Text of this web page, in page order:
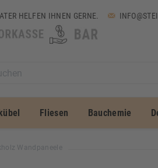
HELFEN IHNEN GERNE.
Fliesen Bauchemie
Wandpaneele